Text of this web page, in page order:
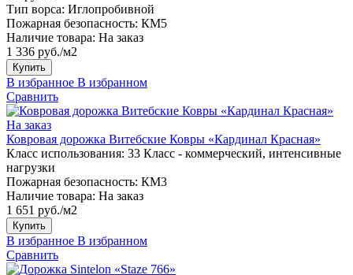
Тип ворса: Иглопробивной
Пожарная безопасность: КМ5
Наличие товара: На заказ
1 336 руб./м2
Купить
В избранное В избранном
Сравнить
На заказ
Ковровая дорожка Витебские Ковры «Кардинал Красная»
Класс использования: 33 Класс - коммерческий, интенсивные
нагрузки
Пожарная безопасность: КМ3
Наличие товара: На заказ
1 651 руб./м2
Купить
В избранное В избранном
Сравнить